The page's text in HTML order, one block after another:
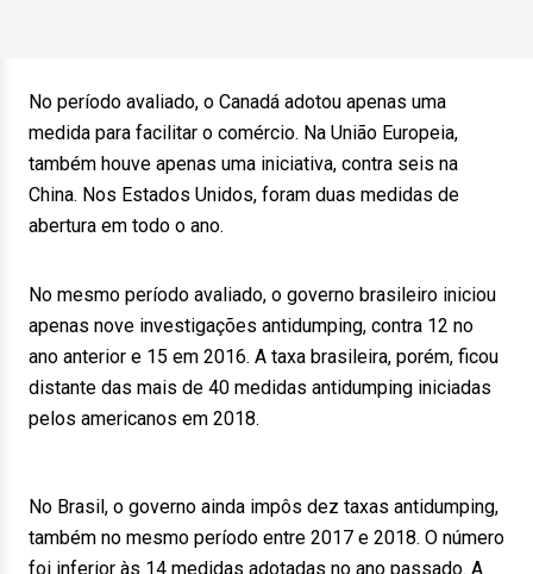
No período avaliado, o Canadá adotou apenas uma
medida para facilitar o comércio. Na União Europeia,
também houve apenas uma iniciativa, contra seis na
China. Nos Estados Unidos, foram duas medidas de
abertura em todo o ano.
No mesmo período avaliado, o governo brasileiro iniciou
apenas nove investigações antidumping, contra 12 no
ano anterior e 15 em 2016. A taxa brasileira, porém, ficou
distante das mais de 40 medidas antidumping iniciadas
pelos americanos em 2018.
No Brasil, o governo ainda impôs dez taxas antidumping,
também no mesmo período entre 2017 e 2018. O número
foi inferior às 14 medidas adotadas no ano passado. A